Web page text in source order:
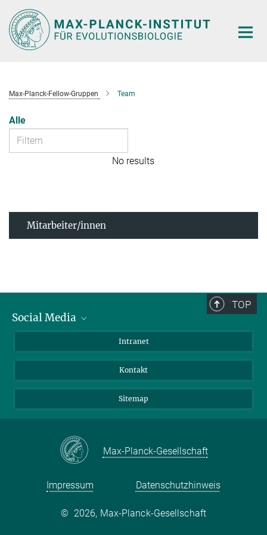
Hauptinhalt
Max-Planck-Fellow-Gruppen Team
Alle
No results
Mitarbeiter/innen
TOP
Social Media
LinkedIn
Intranet
Kontakt
Sitemap
Max-Planck-Gesellschaft
Impressum Datenschutzhinweis
© 2026, Max-Planck-Gesellschaft